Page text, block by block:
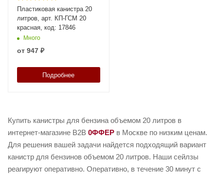
Пластиковая канистра 20
литров, арт. КП-ГСМ 20
красная, код: 17846
Много
от 947 ₽
Подробнее
Купить канистры для бензина объемом 20 литров в
интернет-магазине B2B 0ФФЕР в Москве по низким ценам.
Для решения вашей задачи найдется подходящий вариант
канистр для бензинов объемом 20 литров. Наши сейлзы
реагируют оперативно. Оперативно, в течение 30 минут с